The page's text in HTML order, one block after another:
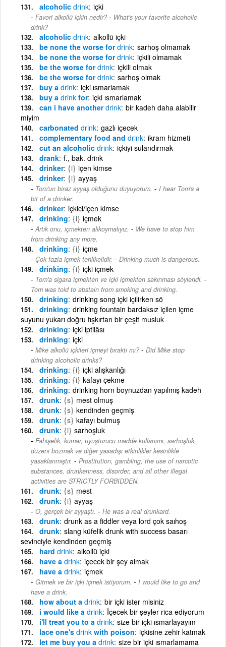
alcoholic drink içki
Favori alkollü içkin nedir? - What's your favorite alcoholic
drink?
alcoholic drink alkollü içki
be none the worse fordrink sarhoş olmamak
be none the worse fordrink içkili olmamak
be the worse fordrink içkili olmak
be the worse fordrink sarhoş olmak
buy a drink içki ısmarlamak
buy a drink for içki ısmarlamak
can i have anotherdrink bir kadeh daha alabilir
miyim
carbonated drink gazlı içecek
complementary food and drink ikram hizmeti
cut an alcoholic drink içkiyi sulandırmak
drank f., bak. drink
drinker {i} içen kimse
drinker {i} ayyaş
Tom'un biraz ayyaş olduğunu duyuyorum. - I hear Tom's a
bit of a drinker.
drinker içkici/içen kimse
drinking {i} içmek
Artık onu, içmekten alıkoymalıyız. - We have to stop him
from drinking any more.
drinking {i} içme
Çok fazla içmek tehlikelidir. - Drinking much is dangerous.
drinking {i} içki içmek
Tom'a sigara içmekten ve içki içmekten sakınması söylendi. -
Tom was told to abstain from smoking and drinking.
drinking drinking song içki içilirken sö
drinking drinking fountain bardaksız içilen içme
suyunu yukarı doğru fışkırtan bir çeşit musluk
drinking içki iptilâsı
drinking içki
Mike alkollü içkileri içmeyi bıraktı mı? - Did Mike stop
drinking alcoholic drinks?
drinking {i} içki alışkanlığı
drinking {i} kafayı çekme
drinking drinking horn boynuzdan yapılmış kadeh
drunk {s} mest olmuş
drunk {s} kendinden geçmiş
drunk {s} kafayı bulmuş
drunk {i} sarhoşluk
Fahişelik, kumar, uyuşturucu madde kullanımı, sarhoşluk,
düzeni bozmak ve diğer yasadışı etkinlikler kesinlikle
yasaklanmıştır. - Prostitution, gambling, the use of narcotic
substances, drunkenness, disorder, and all other illegal
activities are STRICTLY FORBIDDEN.
drunk {s} mest
drunk {i} ayyaş
O, gerçek bir ayyaştı. - He was a real drunkard.
drunk drunk as a fiddler veya lord çok saıhoş
drunk slang küfelik drunk with success basarı
sevinciyle kendinden geçmiş
hard drink alkollü içki
have a drink içecek bir şey almak
have a drink içmek
Gitmek ve bir içki içmek istiyorum. - I would like to go and
have a drink.
how about a drink bir içki ister misiniz
i would like a drink İçecek bir şeyler rica ediyorum
i'll treat you to a drink size bir içki ısmarlayayım
lace one's drink with poison içkisine zehir katmak
let me buy you a drink size bir içki ısmarlamama